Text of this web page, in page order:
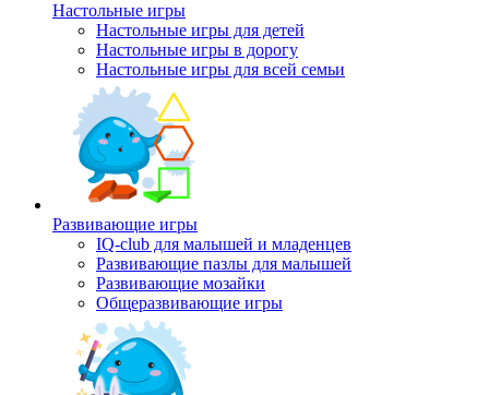
Настольные игры
Настольные игры для детей
Настольные игры в дорогу
Настольные игры для всей семьи
Развивающие игры
IQ-club для малышей и младенцев
Развивающие пазлы для малышей
Развивающие мозайки
Общеразвивающие игры